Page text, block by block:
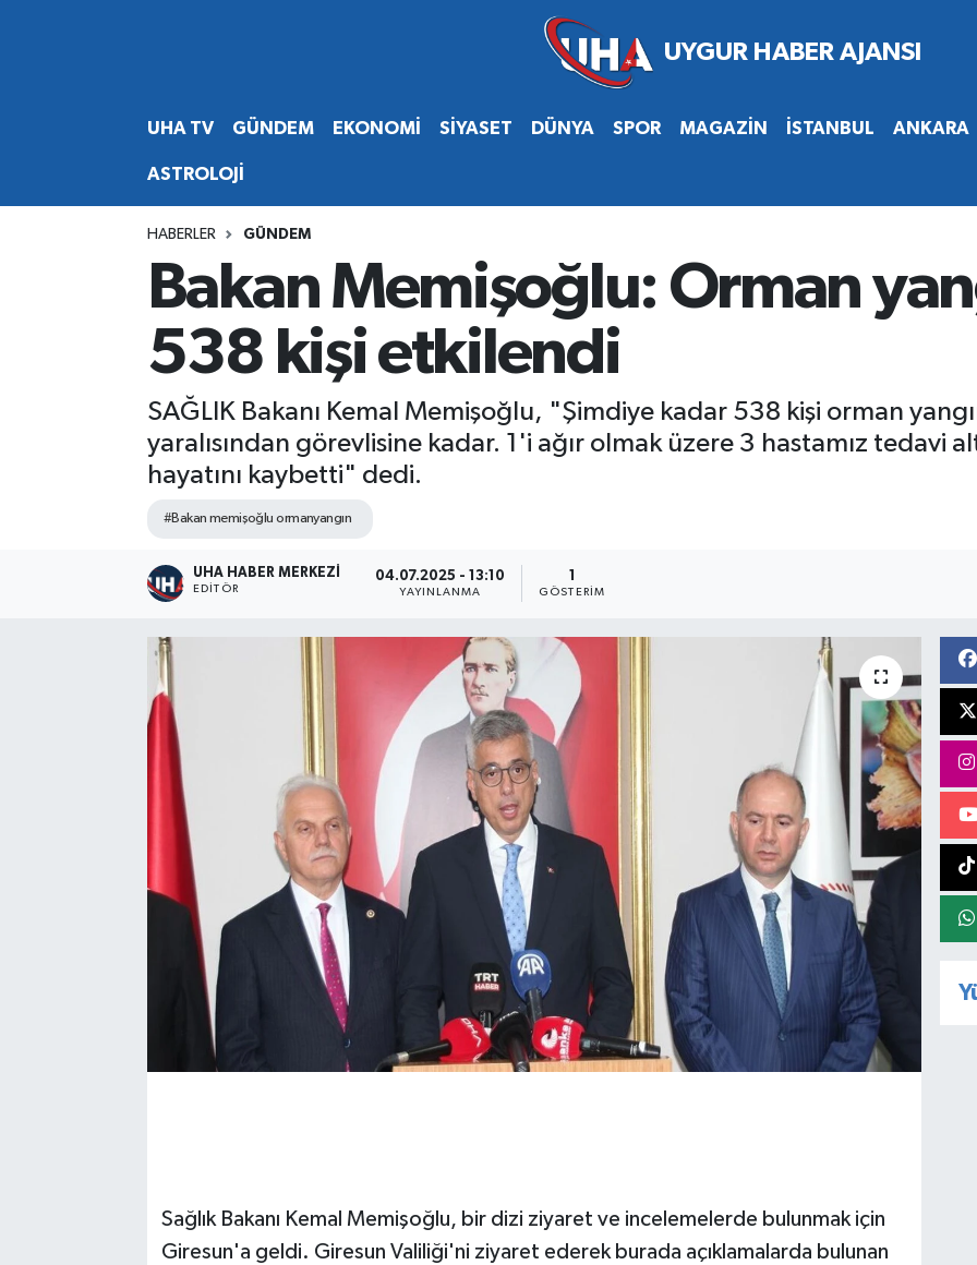
UHA TV GÜNDEM EKONOMİ SİYASET DÜNYA SPOR MAGAZİN İSTANBUL ANKARA
ASTROLOJİ
HABERLER GÜNDEM
Bakan Memişoğlu: Orman
538 kişi etkilendi
SAĞLIK Bakanı Kemal Memişoğlu, "Şimdiye kadar 538 kişi orman
yaralısından görevlisine kadar. 1'i ağır olmak üzere 3 hastamız tedavi
hayatını kaybetti" dedi.
#Bakan memişoğlu ormanyangın
UHA HABER MERKEZİ
EDITÖR
04.07.2025 - 13:10
YAYINLANMA
1
GÖSTERIM
Sağlık Bakanı Kemal Memişoğlu, bir dizi ziyaret ve incelemelerde bulunmak için
Giresun'a geldi. Giresun Valiliği'ni ziyaret ederek burada açıklamalarda bulunan
Hava Durumu
Süper Lig Puan Durumu ve Fikstür
Tüm Manşetler
Son Dakika Haberleri
Haber Arşivi